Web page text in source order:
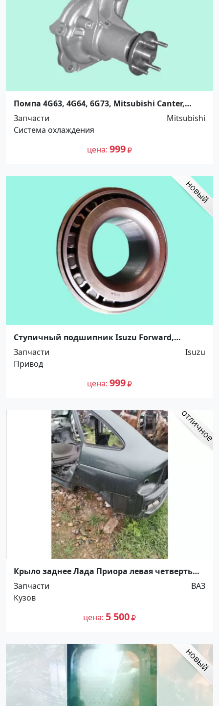
Помпа 4G63, 4G64, 6G73, Mitsubishi Canter,
AISIN Краснодар
Запчасти
Mitsubishi
Система охлаждения
цена 999
Ступичный подшипник Isuzu Forward,
50x110x42.5 с фаской. 5264720 Краснодар
Запчасти
Isuzu
Привод
цена 999
Крыло заднее Лада Приора левая четверть
Краснодар
Запчасти
ВАЗ
Кузов
цена 5 500